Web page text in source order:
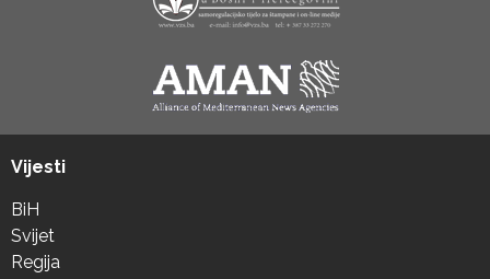
Vijesti
BiH
Svijet
Regija